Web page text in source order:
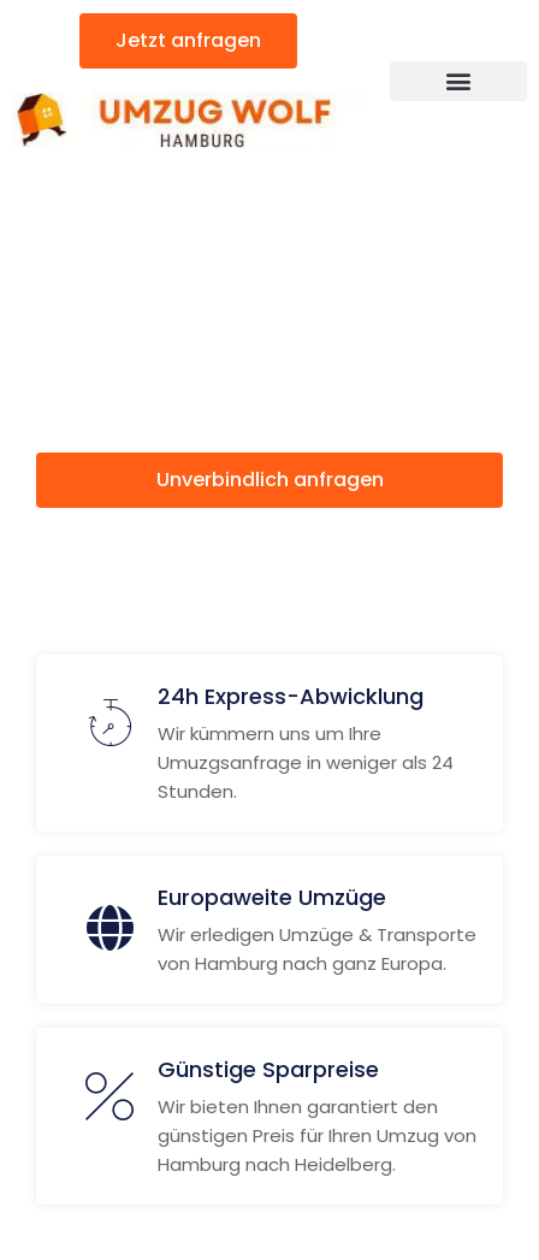
Jetzt anfragen
Unverbindlich anfragen
24h Express-Abwicklung
Wir kümmern uns um Ihre
Umuzgsanfrage in weniger als 24
Stunden.
Europaweite Umzüge
Wir erledigen Umzüge & Transporte
von Hamburg nach ganz Europa.
Günstige Sparpreise
Wir bieten Ihnen garantiert den
günstigen Preis für Ihren Umzug von
Hamburg nach Heidelberg.